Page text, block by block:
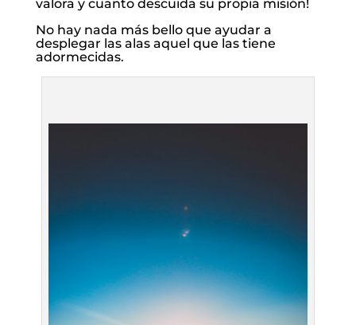
valora y cuanto descuida su propia misión!
No hay nada más bello que ayudar a
desplegar las alas aquel que las tiene
adormecidas.